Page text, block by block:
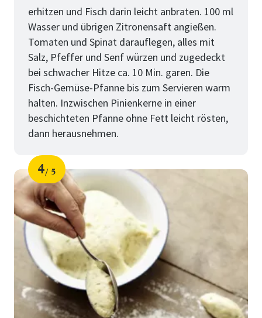
erhitzen und Fisch darin leicht anbraten. 100 ml
Wasser und übrigen Zitronensaft angießen.
Tomaten und Spinat darauflegen, alles mit
Salz, Pfeffer und Senf würzen und zugedeckt
bei schwacher Hitze ca. 10 Min. garen. Die
Fisch-Gemüse-Pfanne bis zum Servieren warm
halten. Inzwischen Pinienkerne in einer
beschichteten Pfanne ohne Fett leicht rösten,
dann herausnehmen.
Schritt
4
von
5